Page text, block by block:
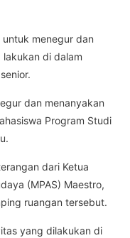
menegur dan
di dalam
dan menanyakan
Program Studi
dari Ketua
(MPAS) Maestro,
ruangan tersebut.
yang dilakukan di